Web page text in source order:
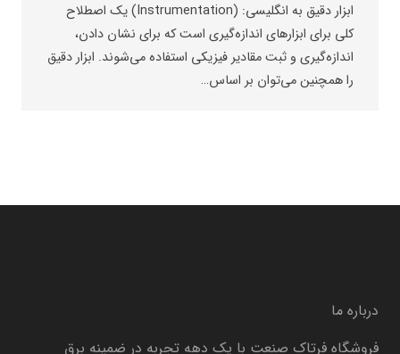
ابزار دقیق به انگلیسی: (Instrumentation) یک اصطلاح
کلی برای ابزارهای اندازه‌گیری است که برای نشان دادن،
اندازه‌گیری و ثبت مقادیر فیزیکی استفاده می‌شوند. ابزار دقیق
را همچنین می‌توان بر اساس…
درباره ما
فروشگاه فرتاک صنعت با یک دهه تجربه در ضمینه برق